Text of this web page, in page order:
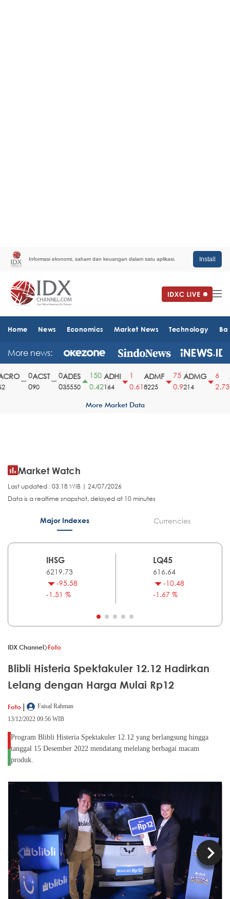
Informasi ekonomi, saham dan keuangan dalam satu aplikasi. Install
Home News Economics Market News Technology
More news:
ACST
90
ADES
35550
150
0.42
ADHI
164
0.61
ADMF
8225
75
0.9
ADMG
214
2.73
More Market Data
Market Watch
Last updated : 03.18 WIB | 24/07/2026
Data is a realtime snapshot, delayed at 10 minutes
Major Indexes Currencies
IHSG
6219.73
-95.58
-1.51 %
LQ45
616.64
-10.48
-1.67 %
IDX Channel Foto
Blibli Histeria Spektakuler 12.12 Hadirkan
Lelang dengan Harga Mulai Rp12
Foto |
Faisal Rahman
13/12/2022 09:56 WIB
Program Blibli Histeria Spektakuler 12.12 yang berlangsung hingga
tanggal 15 Desember 2022 mendatang melelang berbagai macam
produk.
chevron_right
chevron_left